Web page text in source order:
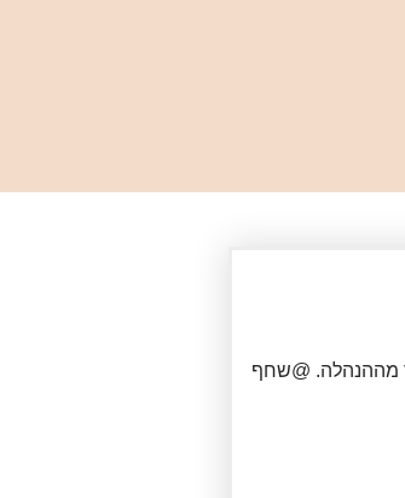
מההנהלה. @שחף